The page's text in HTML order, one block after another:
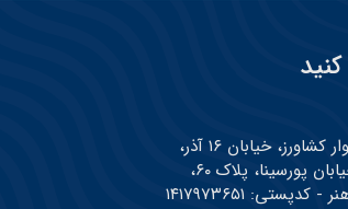
تهران، بلوار کشاورز، خیابان ۱۶ آذر،
روبروی خیابان پورسینا، پلاک ۶۰،
۱۴۱۷۹۷۳۶۵۱